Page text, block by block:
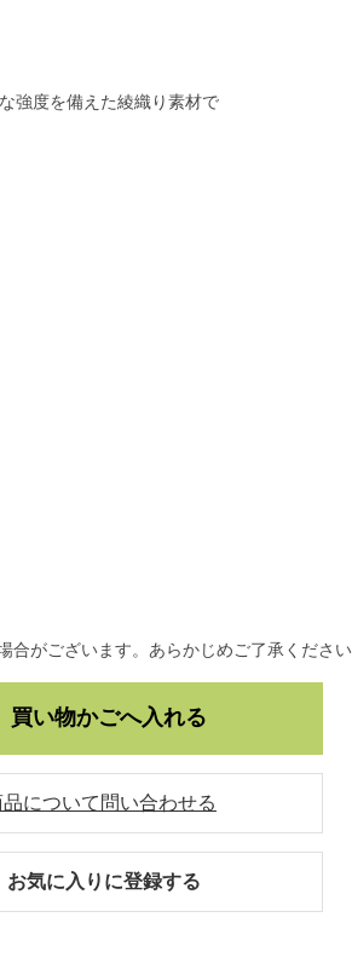
強度を備えた綾織り素材で
合がございます。あらかじめご了承くださ
買い物かごへ入れる
について問い合わせる
お気に入りに登録する